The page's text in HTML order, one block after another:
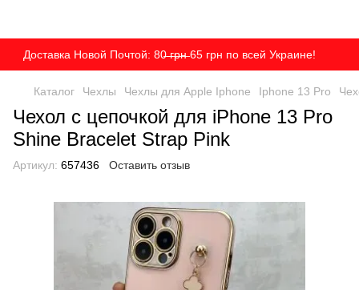
Доставка Новой Почтой: 80̶ ̶г̶р̶н̶ 65 грн по всей Украине!
Каталог Чехлы Чехлы для Apple Iphone Iphone 13 Pro
Чехол с цепочкой для iPhone 13 Pro
Shine Bracelet Strap Pink
Артикул: 657436 Оставить отзыв